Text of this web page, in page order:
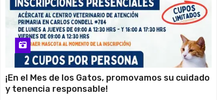
¡En el Mes de los Gatos, promovamos su cuidado
y tenencia responsable!